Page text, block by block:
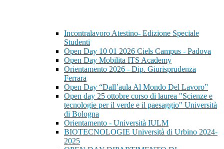
Incontralavoro Atestino- Edizione Speciale
Studenti
Open Day 10 01 2026 Ciels Campus - Padova
Open Day Mobilita ITS Academy
Orientamento 2026 - Dip. Giurisprudenza
Ferrara
Open Day “Dall’aula Al Mondo Del Lavoro”
Open day 25 ottobre corso di laurea "Scienze e
tecnologie per il verde e il paesaggio" Università
di Bologna
Orientamento - Università IULM
BIOTECNOLOGIE Università di Urbino 2024-
2025